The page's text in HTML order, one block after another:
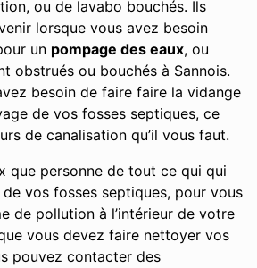
ou de lavabo bouchés. Ils
lorsque vous avez besoin
un pompage des eaux, ou
obstrués ou bouchés à Sannois.
besoin de faire faire la vidange
de vos fosses septiques, ce
de canalisation qu’il vous faut.
que personne de tout ce qui qui
de vos fosses septiques, pour vous
de pollution à l’intérieur de votre
vous devez faire nettoyer vos
pouvez contacter des